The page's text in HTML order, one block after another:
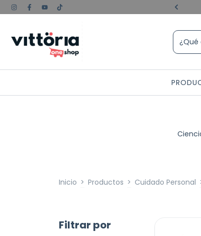
experiencia💪🏼😎
Inicio > Productos > Cuidado Personal
Filtrar por